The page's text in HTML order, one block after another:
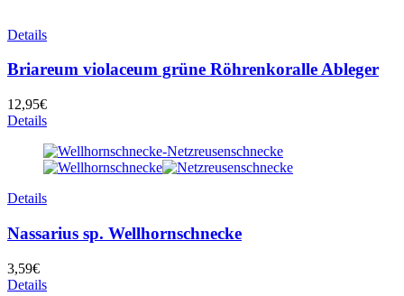
Details
Briareum violaceum grüne Röhrenkoralle Ableger
12,95€
Details
Details
Nassarius sp. Wellhornschnecke
3,59€
Details